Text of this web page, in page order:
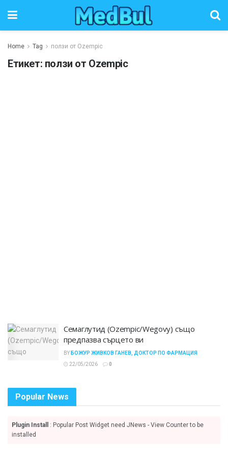
Home Tag ползи от Ozempic
Етикет: ползи от Ozempic
Семаглутид (Ozempic/Wegovy) също
предпазва сърцето ви
BY БОЖУР ЖИВКОВ ГАНЕВ, ДОКТОР ПО ФАРМАЦИЯ
22/05/2026
0
Popular News
Plugin Install
: Popular Post Widget need JNews - View Counter to be
installed